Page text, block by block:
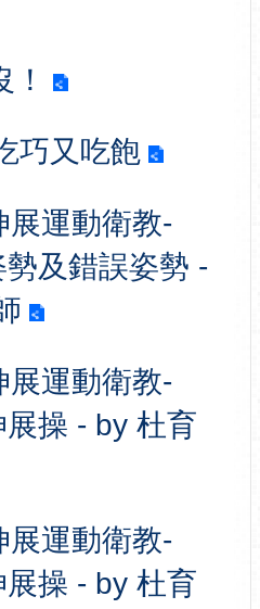
巧又吃飽
展運動衛教-
及錯誤姿勢 -
展運動衛教-
操 - by 杜育
展運動衛教-
操 - by 杜育